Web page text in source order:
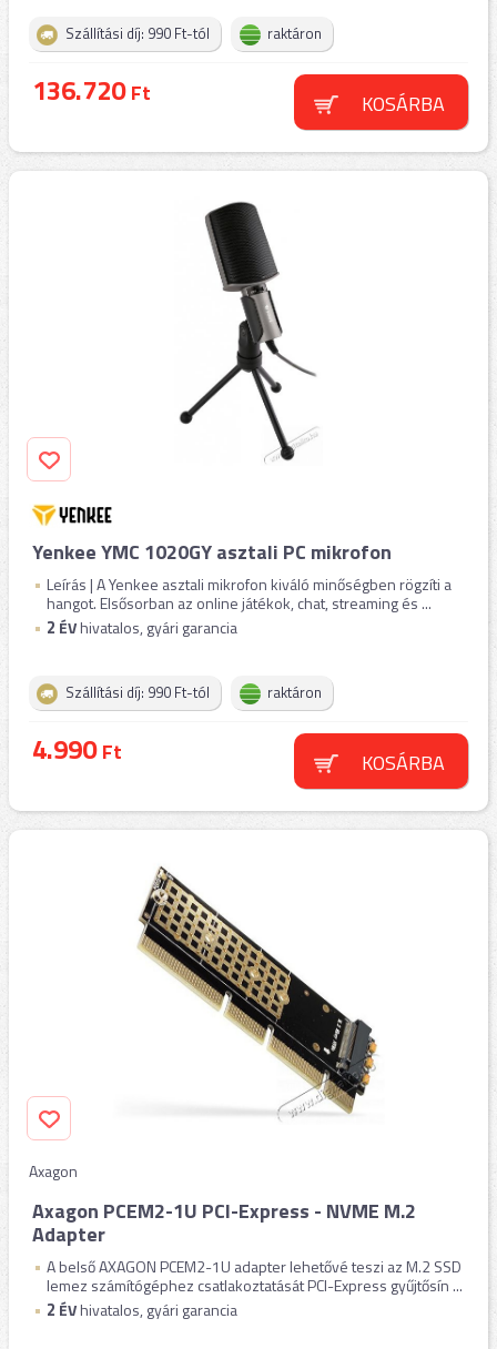
Szállítási díj: 990 Ft-tól raktáron
136.720Ft KOSÁRBA
Yenkee YMC 1020GY asztali PC mikrofon
Leírás | A Yenkee asztali mikrofon kiváló minőségben rögzíti a
hangot. Elsősorban az online játékok, chat, streaming és ...
2 ÉVhivatalos, gyári garancia
Szállítási díj: 990 Ft-tól raktáron
4.990Ft KOSÁRBA
Axagon
Axagon PCEM2-1U PCI-Express - NVME M.2
Adapter
A belső AXAGON PCEM2-1U adapter lehetővé teszi az M.2 SSD
lemez számítógéphez csatlakoztatását PCI-Express gyűjtősín ...
2 ÉVhivatalos, gyári garancia